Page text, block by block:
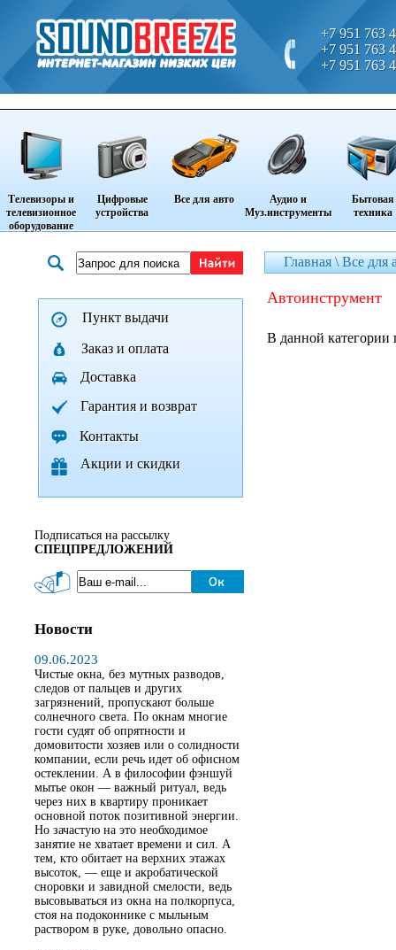
+7 951 763
+7 951 763
+7 951 763
Телевизоры и
телевизионное
оборудование
Цифровые
устройства
Все для авто
Аудио и
Муз.инструменты
Бытовая
техника
Пункт выдачи
Заказ и оплата
Доставка
Гарантия и возврат
Контакты
Акции и скидки
Подписаться на рассылку
СПЕЦПРЕДЛОЖЕНИЙ
Новости
09.06.2023
Чистые окна, без мутных разводов,
следов от пальцев и других
загрязнений, пропускают больше
солнечного света. По окнам многие
гости судят об опрятности и
домовитости хозяев или о солидности
компании, если речь идет об офисном
остеклении. А в философии фэншуй
мытье окон — важный ритуал, ведь
через них в квартиру проникает
основной поток позитивной энергии.
Но зачастую на это необходимое
занятие не хватает времени и сил. А
тем, кто обитает на верхних этажах
высоток, — еще и акробатической
сноровки и завидной смелости, ведь
высовываться из окна на полкорпуса,
стоя на подоконнике с мыльным
раствором в руке, довольно опасно.
Главная \Все для
автоинструмент
В данной категории